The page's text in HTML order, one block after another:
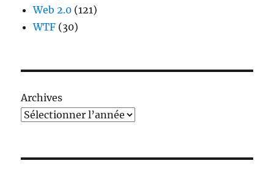
Web 2.0 (121)
WTF (30)
Archives